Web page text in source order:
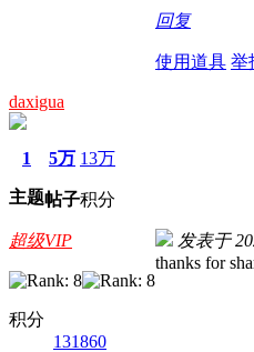
回复
使用道具 举
daxigua
1
主题
5万
帖子
13万
积分
超级VIP
积分
131860
发表于
thanks for